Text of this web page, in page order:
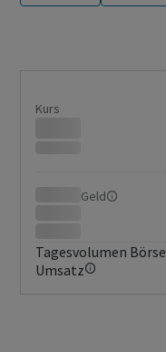
Kurs
Geld
Tagesvolumen Börse
Umsatz